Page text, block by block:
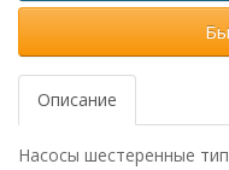
Описание
Насосы шестеренные